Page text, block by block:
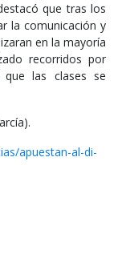
que tras los
la comunicación y
en la mayoría
recorridos por
que las clases se
apuestan-al-di-